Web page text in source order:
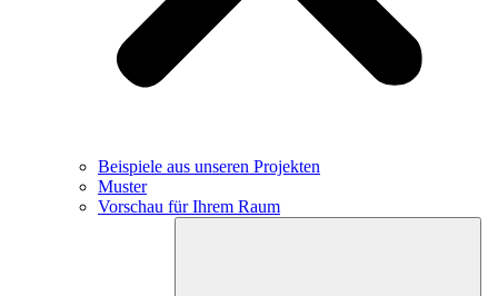
Beispiele aus unseren Projekten
Muster
Vorschau für Ihrem Raum